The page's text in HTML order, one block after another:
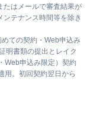
たはメールで審査結果が
テナンス時間等を除き
ての契約・Web申込み
明書類の提出とレイク
Web申込み限定）契約
用。初回契約翌日から